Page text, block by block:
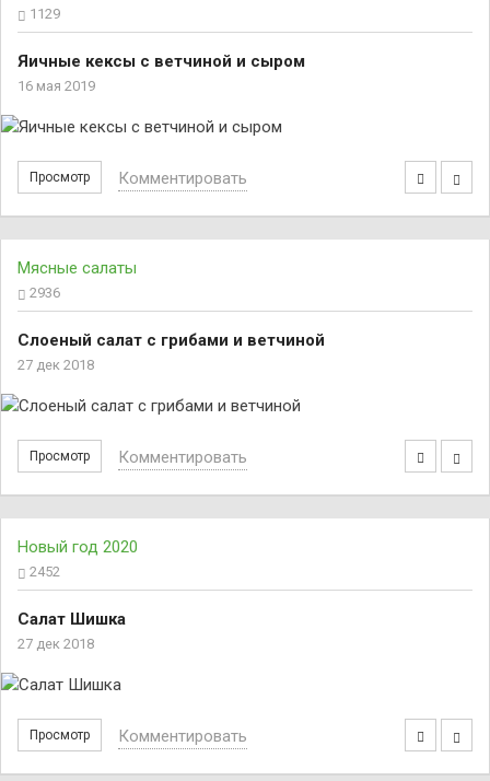
1129
Яичные кексы с ветчиной и сыром
16 мая 2019
Просмотр Комментировать
Мясные салаты
2936
Слоеный салат с грибами и ветчиной
27 дек 2018
Просмотр Комментировать
Новый год 2020
2452
Салат Шишка
27 дек 2018
Просмотр Комментировать